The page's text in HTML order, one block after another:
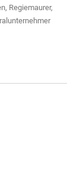
Regiemaurer,